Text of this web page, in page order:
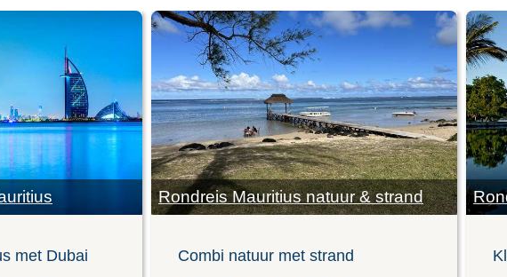
met Dubai
Rondreis Mauritius natuur & strand
Combi natuur met strand